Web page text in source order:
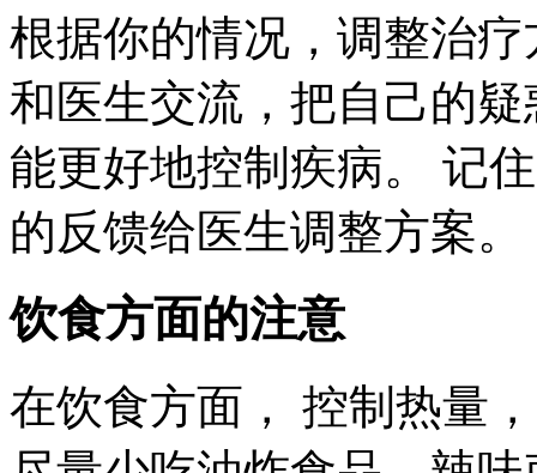
根据你的情况，调整治
和医生交流，把自己的
能更好地控制疾病。 记
的反馈给医生调整方案。
饮食方面的注意
在饮食方面， 控制热量